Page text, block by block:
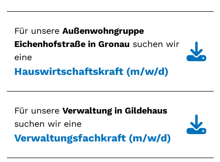
Für unsere Außenwohngruppe
Eichenhofstraße in Gronau suchen wir
eine
Hauswirtschaftskraft (m/w/d)
Für unsere Verwaltung in Gildehaus
suchen wir eine
Verwaltungsfachkraft (m/w/d)